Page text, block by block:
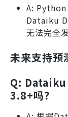
A: Python
Dataiku
无法完全发
未来支持预
Q: Dataiku
3.8+吗？